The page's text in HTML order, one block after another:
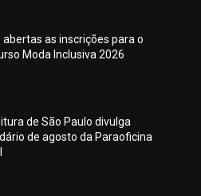
abertas as inscrições para o
Moda Inclusiva 2026
de São Paulo divulga
de agosto da Paraoficina